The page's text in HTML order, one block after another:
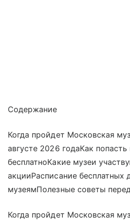
Содержание
Когда пройдет Московская
августе 2026 годаКак
бесплатноКакие музеи
акцииРасписание бесплатных
музеямПолезные советы
Когда пройдет Московская